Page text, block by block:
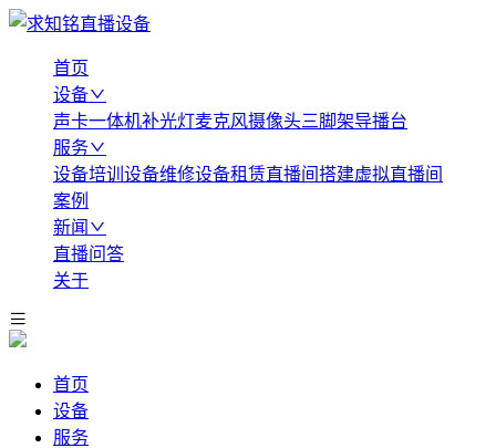
首页
设备
声卡一体机补光灯麦克风摄像头三脚架导播台
服务
设备培训 设备维修设备租赁直播间搭建虚拟直播间
案例
新闻
直播问答
关于
首页
设备
服务